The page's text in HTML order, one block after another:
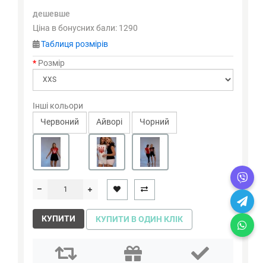
дешевше
Ціна в бонусних бали: 1290
Таблиця розмірів
Розмір
Інші кольори
Червоний
Айворi Чорний
КУПИТИ КУПИТИ В ОДИН КЛІК